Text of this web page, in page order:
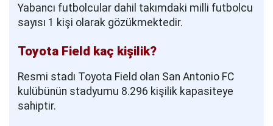
Yabancı futbolcular dahil takımdaki milli futbolcu
sayısı 1 kişi olarak gözükmektedir.
Toyota Field kaç kişilik?
Resmi stadı Toyota Field olan San Antonio FC
kulübünün stadyumu 8.296 kişilik kapasiteye
sahiptir.